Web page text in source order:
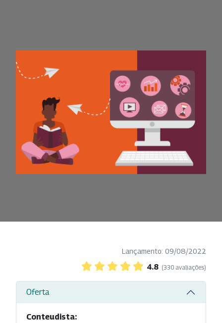
Lançamento: 09/08/2022
4.8 (330 avaliações)
Oferta
Conteudista: